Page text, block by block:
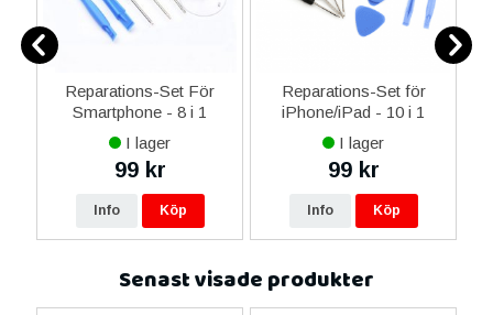
Reparations-Set För
Smartphone - 8 i 1
I lager
99 kr
Info Köp
Reparations-Set för
iPhone/iPad - 10 i 1
I lager
99 kr
Info Köp
Senast visade produkter